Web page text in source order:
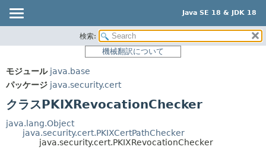
Java SE 18 & JDK 18
パッケージ
使用
ツリー
プレビュー
サマリー:
ネスト済
メソッド
詳細:
検索:
機械翻訳について
モジュール java.base
パッケージ java.security.cert
クラスPKIXRevocationChecker
java.lang.Object
java.security.cert.PKIXCertPathChecker
java.security.cert.PKIXRevocationChecker